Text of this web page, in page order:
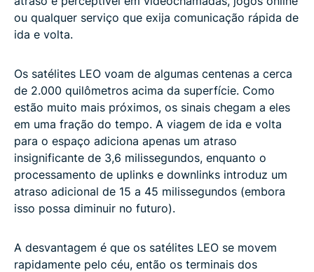
ou qualquer serviço que exija comunicação rápida de
ida e volta.
Os satélites LEO voam de algumas centenas a cerca
de 2.000 quilômetros acima da superfície. Como
estão muito mais próximos, os sinais chegam a eles
em uma fração do tempo. A viagem de ida e volta
para o espaço adiciona apenas um atraso
insignificante de 3,6 milissegundos, enquanto o
processamento de uplinks e downlinks introduz um
atraso adicional de 15 a 45 milissegundos (embora
isso possa diminuir no futuro).
A desvantagem é que os satélites LEO se movem
rapidamente pelo céu, então os terminais dos